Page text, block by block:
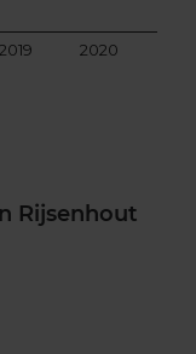
2019 2020
Rijsenhout